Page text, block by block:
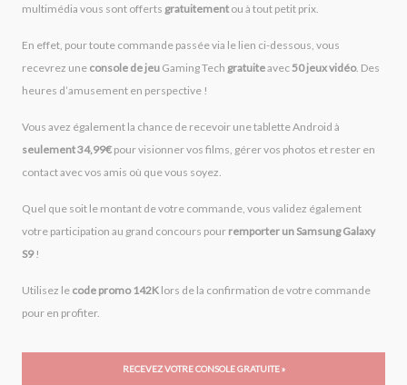
multimédia vous sont offerts gratuitement ou à tout petit prix.
En effet, pour toute commande passée via le lien ci-dessous, vous
recevrez une console de jeu Gaming Tech gratuiteavec50 jeux vidéo. Des
heures d’amusement en perspective !
Vous avez également la chance de recevoir une tablette Android à
seulement 34,99€ pour visionner vos films, gérer vos photos et rester en
contact avec vos amis où que vous soyez.
Quel que soit le montant de votre commande, vous validez également
votre participation au grand concours pour remporter un Samsung Galaxy
S9!
Utilisez le code promo 142K lors de la confirmation de votre commande
pour en profiter.
RECEVEZ VOTRE CONSOLE GRATUITE »